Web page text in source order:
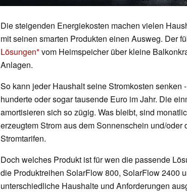
Die steigenden Energiekosten machen vielen
mit seinen smarten Produkten einen Ausweg. Der
Lösungen vom Heimspeicher über kleine
Anlagen.
So kann jeder Haushalt seine Stromkosten senken
hunderte oder sogar tausende Euro im Jahr. Die
amortisieren sich so zügig. Was bleibt, sind
erzeugtem Strom aus dem Sonnenschein und/
Stromtarifen.
Doch welches Produkt ist für wen die passende
die Produktreihen SolarFlow 800, SolarFlow 2400
unterschiedliche Haushalte und Anforderungen